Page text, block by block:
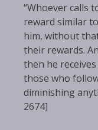
“Whoever calls
reward similar
him, without
their rewards.
then he
those who
diminishing
2674]